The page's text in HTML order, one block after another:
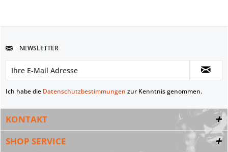
NEWSLETTER
Ich habe die Datenschutzbestimmungen zur Kenntnis genommen.
KONTAKT
SHOP SERVICE